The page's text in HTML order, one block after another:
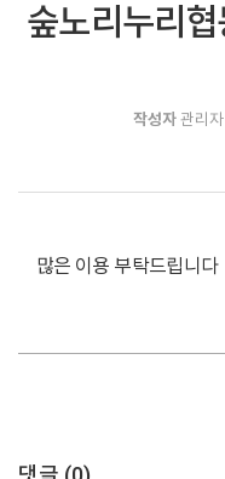
숲노리누리협
작성자관리자
많은 이용 부탁드립니다